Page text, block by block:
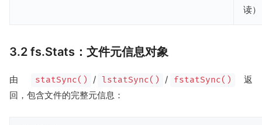
读）
3.2 fs.Stats：文件元信息对象
由 statSync() / lstatSync() / fstatSync()
返
回，包含文件的完整元信息：